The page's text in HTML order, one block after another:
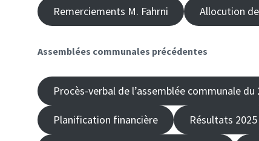
Remerciements M. Fahrni Allocution
Assemblées communales précédentes
Procès-verbal de l’assemblée communale du
Planification financière Résultats 2025